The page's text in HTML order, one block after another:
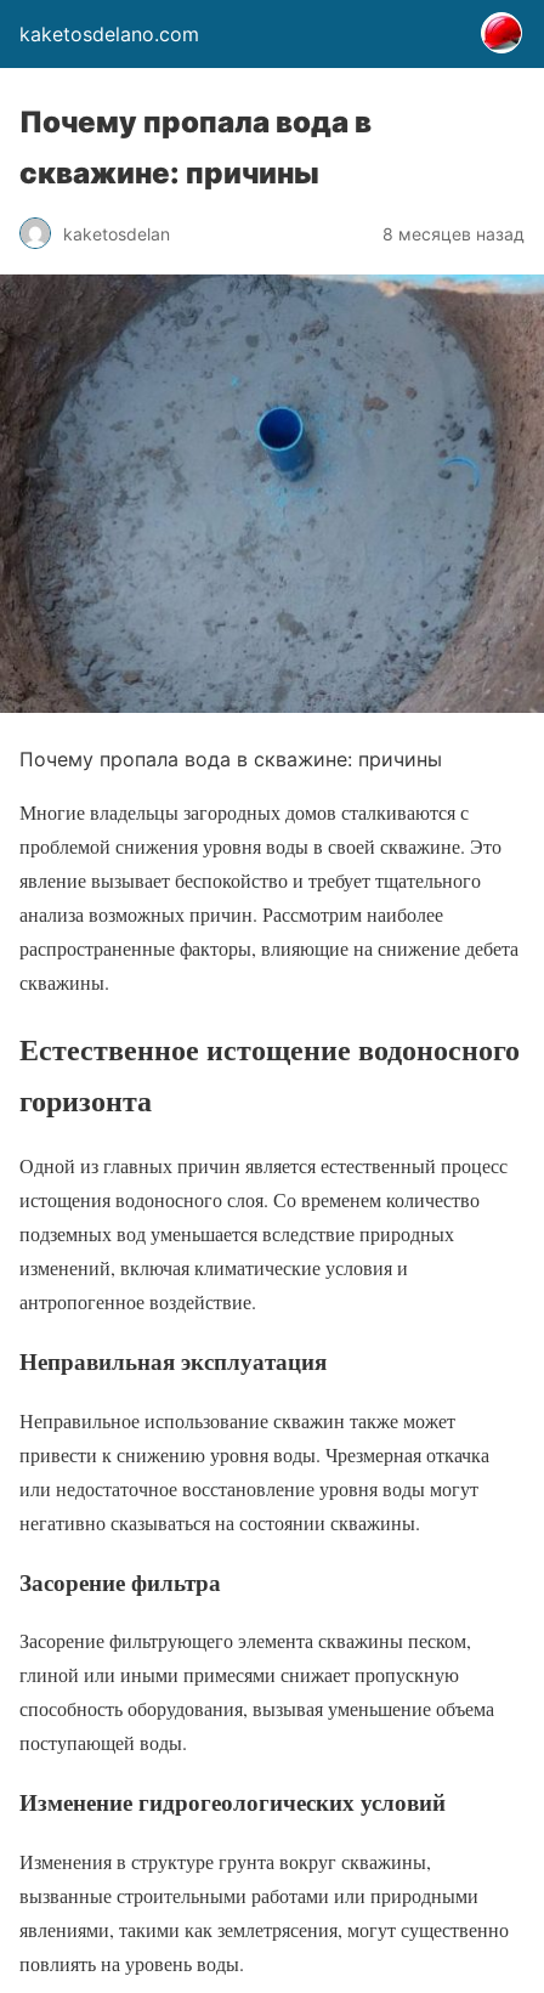
kaketosdelano.com
Почему пропала вода в
скважине: причины
kaketosdelan 8 месяцев назад
Почему пропала вода в скважине: причины
Многие владельцы загородных домов сталкиваются с
проблемой снижения уровня воды в своей скважине. Это
явление вызывает беспокойство и требует тщательного
анализа возможных причин. Рассмотрим наиболее
распространенные факторы, влияющие на снижение дебета
скважины.
Естественное истощение водоносного
горизонта
Одной из главных причин является естественный процесс
истощения водоносного слоя. Со временем количество
подземных вод уменьшается вследствие природных
изменений, включая климатические условия и
антропогенное воздействие.
Неправильная эксплуатация
Неправильное использование скважин также может
привести к снижению уровня воды. Чрезмерная откачка
или недостаточное восстановление уровня воды могут
негативно сказываться на состоянии скважины.
Засорение фильтра
Засорение фильтрующего элемента скважины песком,
глиной или иными примесями снижает пропускную
способность оборудования, вызывая уменьшение объема
поступающей воды.
Изменение гидрогеологических условий
Изменения в структуре грунта вокруг скважины,
вызванные строительными работами или природными
явлениями, такими как землетрясения, могут существенно
повлиять на уровень воды.